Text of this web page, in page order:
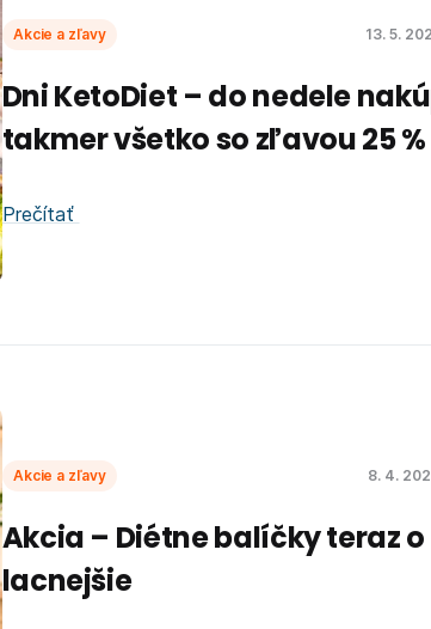
Akcie a zľavy 13. 5.
Dni KetoDiet – do nedele
takmer všetko so zľavou 25 %
Prečítať
Akcie a zľavy 8. 4.
Akcia – Diétne balíčky teraz o
lacnejšie